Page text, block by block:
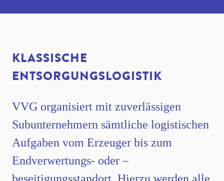
KLASSISCHE
ENTSORGUNGSLOGISTIK
VVG organisiert mit zuverlässigen
Subunternehmern sämtliche logistischen
Aufgaben vom Erzeuger bis zum
Endverwertungs- oder –